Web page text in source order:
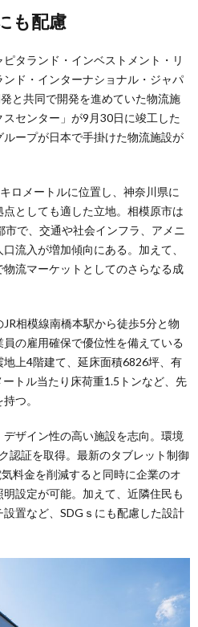
も配慮
タランド・インベストメント・リ
ド・インターナショナル・ジャパ
と共同で開発を進めていた物流施
センター」が9月30日に竣工した
ープが日本で手掛けた物流施設が
ロメートルに位置し、神奈川県に
としても適した立地。相模原市は
市で、交通や社会インフラ、アメニ
流入が増加傾向にある。加えて、
流マーケットとしてのさらなる成
相模線南橋本駅から徒歩5分と物
の雇用確保で優位性を備えている
上4階建て、延床面積6826坪、有
トル当たり床荷重1.5トンなど、先
つ。
ザイン性の高い施設を志向。環境
認証を取得。最新のタブレット制御
料金を削減すると同時に企業のオ
設定が可能。加えて、近隣住民も
置など、SDGｓにも配慮した設計